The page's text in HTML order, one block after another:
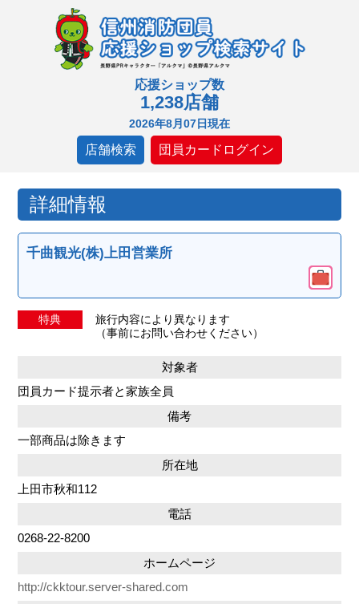
応援ショップ数
1,238店舗
2026年8月07日現在
店舗検索 団員カードログイン
詳細情報
千曲観光(株)上田営業所
特典
旅行内容により異なります
（事前にお問い合わせください）
対象者
団員カード提示者と家族全員
備考
一部商品は除きます
所在地
上田市秋和112
電話
0268-22-8200
ホームページ
http://ckktour.server-shared.com